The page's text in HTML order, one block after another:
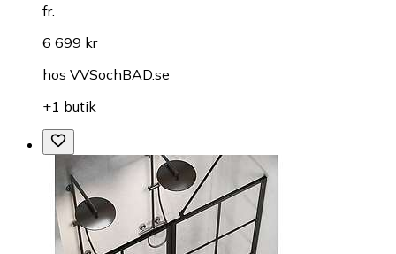
fr.
6 699 kr
hos VVSochBAD.se
+1 butik